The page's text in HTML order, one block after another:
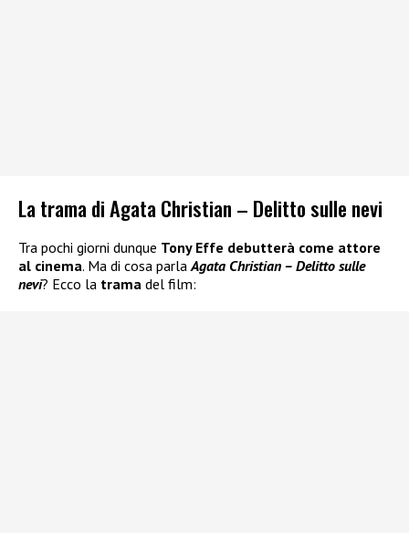
La trama di Agata Christian – Delitto sulle nevi
Tra pochi giorni dunque Tony Effe debutterà come attore
al cinema. Ma di cosa parlaAgata Christian – Delitto sulle
nevi? Ecco la trama del film: